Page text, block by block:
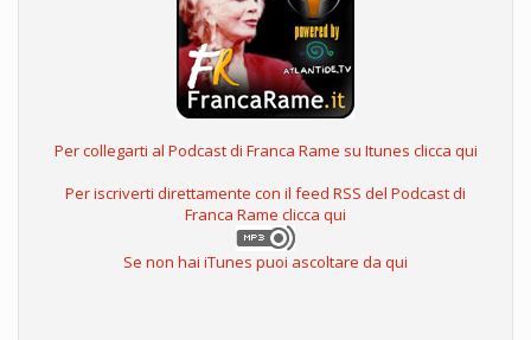
Per collegarti al Podcast di Franca Rame su Itunes clicca qui
Per iscriverti direttamente con il feed RSS del Podcast di
Franca Rame clicca qui
Se non hai iTunes puoi ascoltare da qui